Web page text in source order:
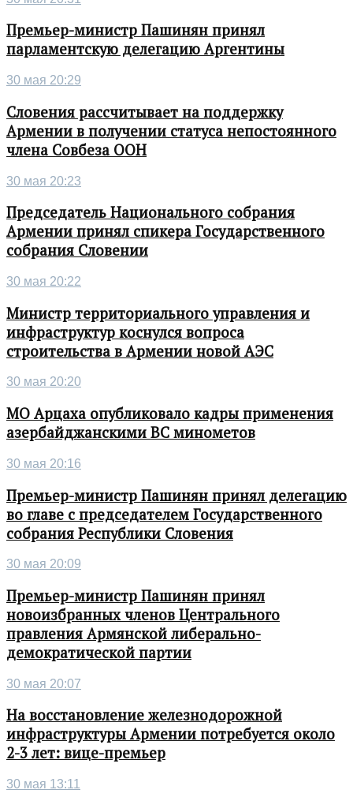
Премьер-министр Пашинян принял
парламентскую делегацию Аргентины
30 мая 20:29
Словения рассчитывает на поддержку
Армении в получении статуса непостоянного
члена Совбеза ООН
30 мая 20:23
Председатель Национального собрания
Армении принял спикера Государственного
собрания Словении
30 мая 20:22
Министр территориального управления и
инфраструктур коснулся вопроса
строительства в Армении новой АЭС
30 мая 20:20
МО Арцаха опубликовало кадры применения
азербайджанскими ВС минометов
30 мая 20:16
Премьер-министр Пашинян принял делегацию
во главе с председателем Государственного
собрания Республики Словения
30 мая 20:09
Премьер-министр Пашинян принял
новоизбранных членов Центрального
правления Армянской либерально-
демократической партии
30 мая 20:07
На восстановление железнодорожной
инфраструктуры Армении потребуется около
2-3 лет: вице-премьер
30 мая 13:11